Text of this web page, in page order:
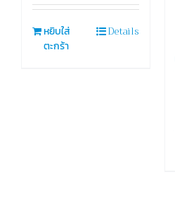
หยิบใส่
ตะกร้า
Details